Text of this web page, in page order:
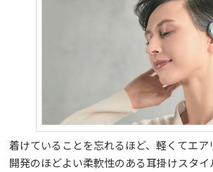
着けていることを忘れるほど、軽くてエ
開発のほどよい柔軟性のある耳掛けスタ